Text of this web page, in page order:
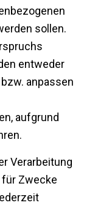
sollen.
entweder
anpassen
aufgrund
Verarbeitung
für Zwecke